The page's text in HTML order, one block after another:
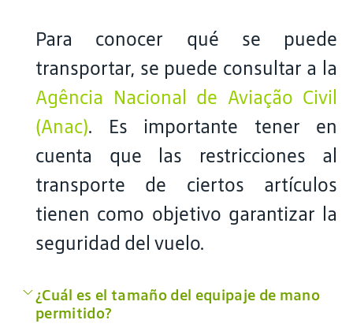
Para conocer qué se puede
transportar, se puede consultar a la
Agência Nacional de Aviação Civil
(Anac). Es importante tener en
cuenta que las restricciones al
transporte de ciertos artículos
tienen como objetivo garantizar la
seguridad del vuelo.
¿Cuál es el tamaño del equipaje de mano
permitido?